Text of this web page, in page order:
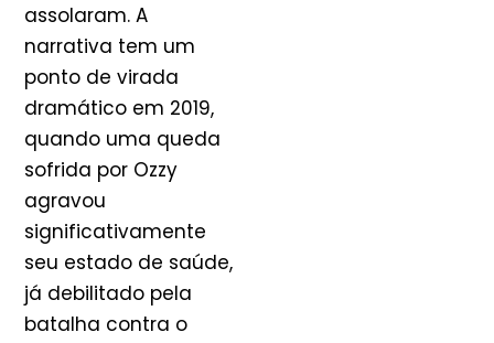
assolaram. A
narrativa tem um
ponto de virada
dramático em 2019,
quando uma queda
sofrida por Ozzy
agravou
significativamente
seu estado de saúde,
já debilitado pela
batalha contra o